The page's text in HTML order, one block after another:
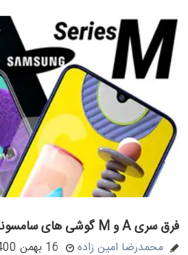
فرق سری A و M گوشی های سامسونگ چیست؟
محمدرضا امین زاده 16 بهمن 1400